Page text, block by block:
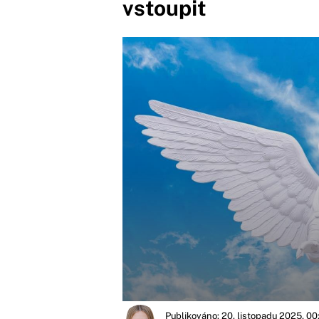
vstoupit
Publikováno: 20. listopadu 2025,